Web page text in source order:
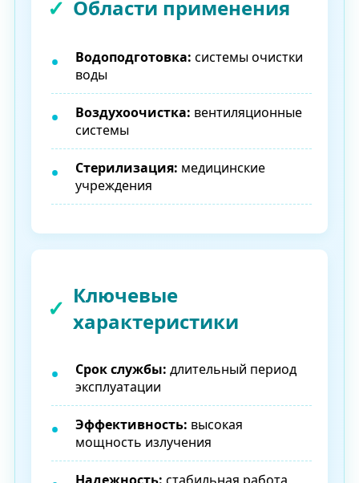
Области применения
Водоподготовка: системы очистки
воды
Воздухоочистка: вентиляционные
системы
Стерилизация: медицинские
учреждения
Ключевые
характеристики
Срок службы: длительный период
эксплуатации
Эффективность: высокая
мощность излучения